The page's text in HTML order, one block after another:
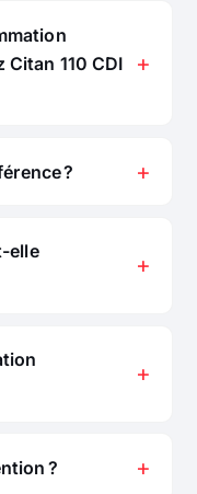
Citan 110 CDI
?
elle
?